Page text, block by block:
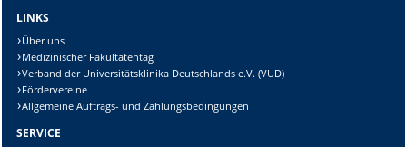
LINKS
Über uns
Medizinischer Fakultätentag
Verband der Universitätsklinika Deutschlands e.V. (VUD)
Fördervereine
Allgemeine Auftrags- und Zahlungsbedingungen
SERVICE